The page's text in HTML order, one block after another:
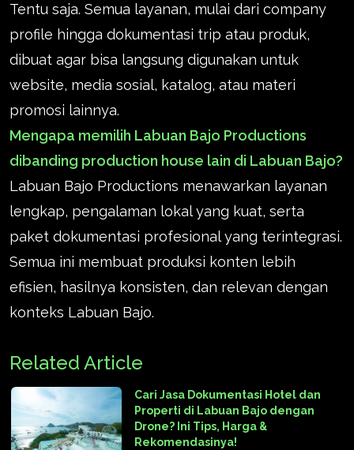
Tentu saja. Semua layanan, mulai dari company
profile hingga dokumentasi trip atau produk,
dibuat agar bisa langsung digunakan untuk
website, media sosial, katalog, atau materi
promosi lainnya.
Mengapa memilih Labuan Bajo Productions
dibanding production house lain di Labuan Bajo?
Labuan Bajo Productions menawarkan layanan
lengkap, pengalaman lokal yang kuat, serta
paket dokumentasi profesional yang terintegrasi.
Semua ini membuat produksi konten lebih
efisien, hasilnya konsisten, dan relevan dengan
konteks Labuan Bajo.
Related Article
Cari Jasa Dokumentasi Hotel dan
Properti di Labuan Bajo dengan
Drone? Ini Tips, Harga &
Rekomendasinya!